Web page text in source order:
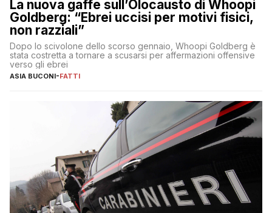
La nuova gaffe sull’Olocausto di Whoopi
Goldberg: “Ebrei uccisi per motivi fisici,
non razziali”
Dopo lo scivolone dello scorso gennaio, Whoopi Goldberg è
stata costretta a tornare a scusarsi per affermazioni offensive
verso gli ebrei
ASIA BUCONI-FATTI